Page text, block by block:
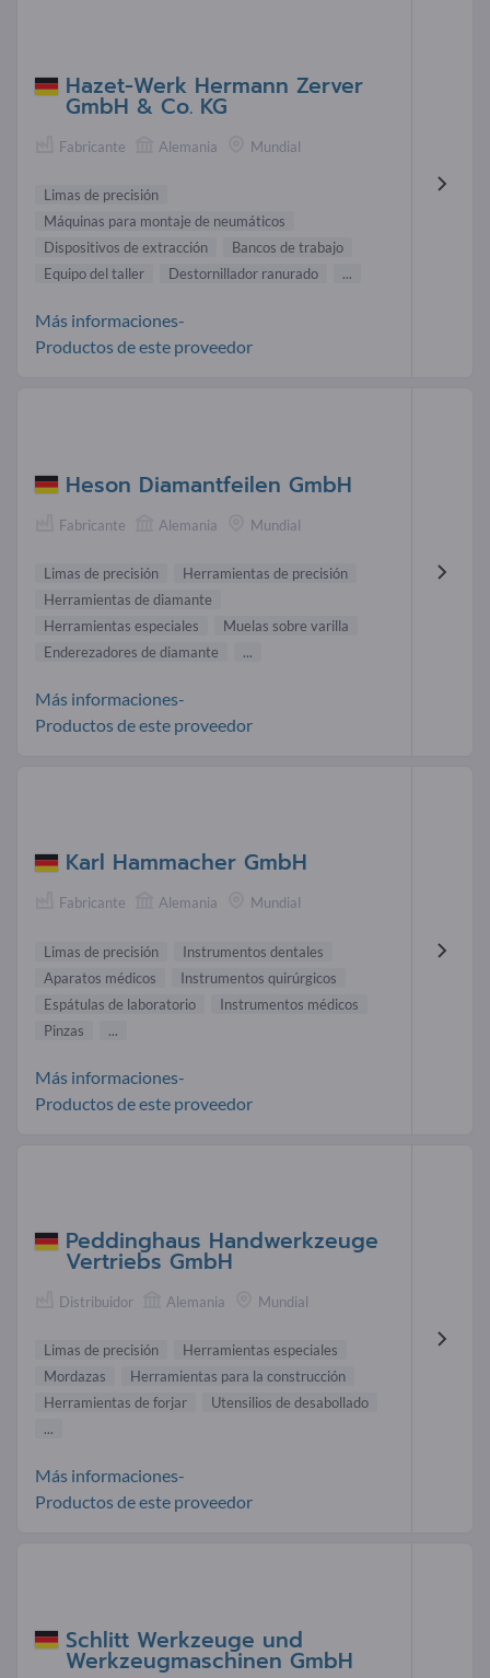
Hazet-Werk Hermann Zerver
GmbH & Co. KG
Fabricante Alemania Mundial
Limas de precisión
Máquinas para montaje de neumáticos
Dispositivos de extracción
Bancos de trabajo
Equipo del taller
Destornillador ranurado ...
Más informaciones-
Productos de este proveedor
Heson Diamantfeilen GmbH
Fabricante Alemania Mundial
Limas de precisión
Herramientas de precisión
Herramientas de diamante
Herramientas especiales
Muelas sobre varilla
Enderezadores de diamante
...
Más informaciones-
Productos de este proveedor
Karl Hammacher GmbH
Fabricante Alemania Mundial
Limas de precisión
Instrumentos dentales
Aparatos médicos
Instrumentos quirúrgicos
Espátulas de laboratorio
Instrumentos médicos
Pinzas
...
Más informaciones-
Productos de este proveedor
Peddinghaus Handwerkzeuge
Vertriebs GmbH
Distribuidor Alemania Mundial
Limas de precisión
Herramientas especiales
Mordazas
Herramientas para la construcción
Herramientas de forjar
Utensilios de desabollado
...
Más informaciones-
Productos de este proveedor
Schlitt Werkzeuge und
Werkzeugmaschinen GmbH